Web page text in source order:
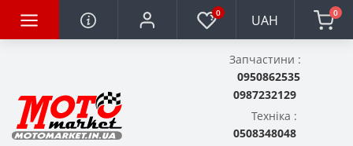
0 UAH 0
Запчастини :
0950862535
0987232129
Техніка :
0508348048